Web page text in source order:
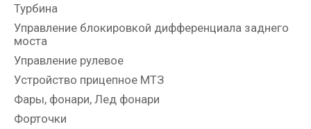
Турбина
Управление блокировкой дифференциала заднего
моста
Управление рулевое
Устройство прицепное МТЗ
Фары, фонари, Лед фонари
Форточки